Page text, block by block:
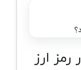
رمز ارز